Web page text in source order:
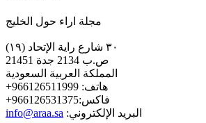
مجلة اراء حول الخليج
٣٠ شارع راية الإتحاد (١٩)
ص.ب 2134 جدة 21451
المملكة العربية السعودية
+هاتف: 966126511999
+فاكس:966126531375
info@araa.sa :البريد الإلكتروني